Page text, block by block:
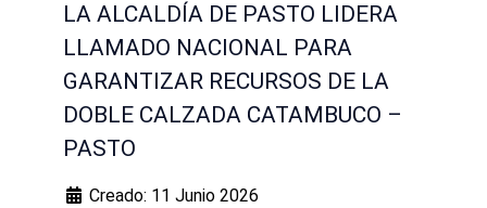
LA ALCALDÍA DE PASTO LIDERA
LLAMADO NACIONAL PARA
GARANTIZAR RECURSOS DE LA
DOBLE CALZADA CATAMBUCO –
PASTO
Creado: 11 Junio 2026